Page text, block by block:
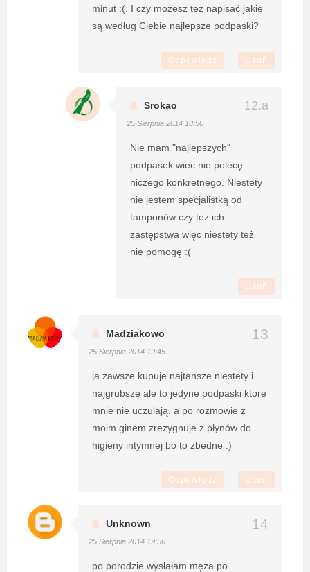
minut :(. I czy możesz też napisać jakie
są według Ciebie najlepsze podpaski?
Odpowiedz Usuń
Srokao
25 Sierpnia 2014 18:50
Nie mam "najlepszych"
podpasek wiec nie polecę
niczego konkretnego. Niestety
nie jestem specjalistką od
tamponów czy też ich
zastępstwa więc niestety też
nie pomogę :(
Usuń
Madziakowo
25 Sierpnia 2014 19:45
ja zawsze kupuje najtansze niestety i
najgrubsze ale to jedyne podpaski ktore
mnie nie uczulają, a po rozmowie z
moim ginem zrezygnuje z płynów do
higieny intymnej bo to zbedne :)
Odpowiedz Usuń
Unknown
25 Sierpnia 2014 19:56
po porodzie wysłałam męża po